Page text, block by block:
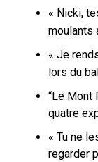
« Nicki,
moulants
« Je
lors du
“Le Mont
quatre
« Tu ne
regarder